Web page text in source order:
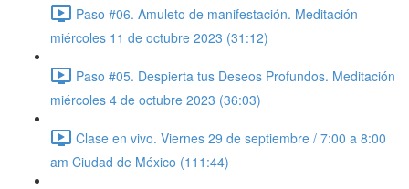
Paso #06. Amuleto de manifestación. Meditación
miércoles 11 de octubre 2023 (31:12)
Paso #05. Despierta tus Deseos Profundos. Meditación
miércoles 4 de octubre 2023 (36:03)
Clase en vivo. Viernes 29 de septiembre / 7:00 a 8:00
am Ciudad de México (111:44)